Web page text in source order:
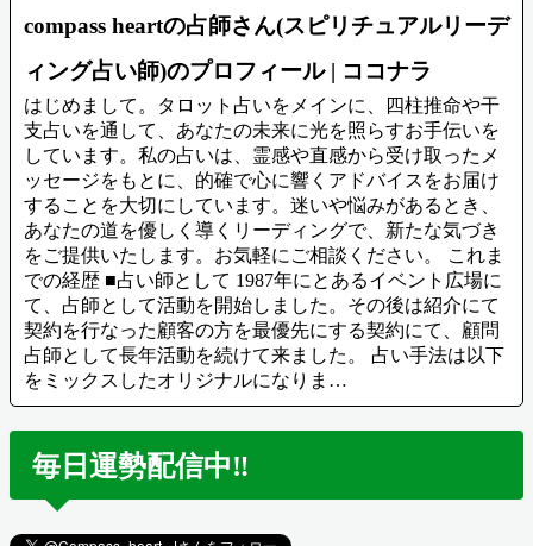
compass heartの占師さん(スピリチュアルリーデ
ィング占い師)のプロフィール | ココナラ
はじめまして。タロット占いをメインに、四柱推命や干
支占いを通して、あなたの未来に光を照らすお手伝いを
しています。私の占いは、霊感や直感から受け取ったメ
ッセージをもとに、的確で心に響くアドバイスをお届け
することを大切にしています。迷いや悩みがあるとき、
あなたの道を優しく導くリーディングで、新たな気づき
をご提供いたします。お気軽にご相談ください。 これま
での経歴 ■占い師として 1987年にとあるイベント広場に
て、占師として活動を開始しました。その後は紹介にて
契約を行なった顧客の方を最優先にする契約にて、顧問
占師として長年活動を続けて来ました。 占い手法は以下
をミックスしたオリジナルになりま…
毎日運勢配信中‼️